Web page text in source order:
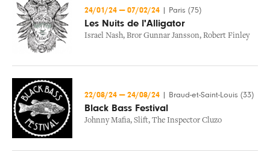
24/01/24 — 07/02/24 Paris (75)
Les Nuits de l'Alligator
Israel Nash, Bror Gunnar Jansson, Robert Finley
22/08/24 — 24/08/24 Braud-et-Saint-Louis (33)
Black Bass Festival
Johnny Mafia, Slift, The Inspector Cluzo